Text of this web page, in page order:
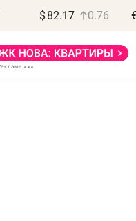
$ 82.17 0.76